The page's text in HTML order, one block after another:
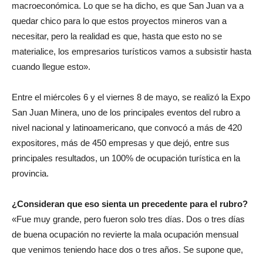
macroeconómica. Lo que se ha dicho, es que San Juan va a
quedar chico para lo que estos proyectos mineros van a
necesitar, pero la realidad es que, hasta que esto no se
materialice, los empresarios turísticos vamos a subsistir hasta
cuando llegue esto».
Entre el miércoles 6 y el viernes 8 de mayo, se realizó la Expo
San Juan Minera, uno de los principales eventos del rubro a
nivel nacional y latinoamericano, que convocó a más de 420
expositores, más de 450 empresas y que dejó, entre sus
principales resultados, un 100% de ocupación turística en la
provincia.
¿Consideran que eso sienta un precedente para el rubro?
«Fue muy grande, pero fueron solo tres días. Dos o tres días
de buena ocupación no revierte la mala ocupación mensual
que venimos teniendo hace dos o tres años. Se supone que,